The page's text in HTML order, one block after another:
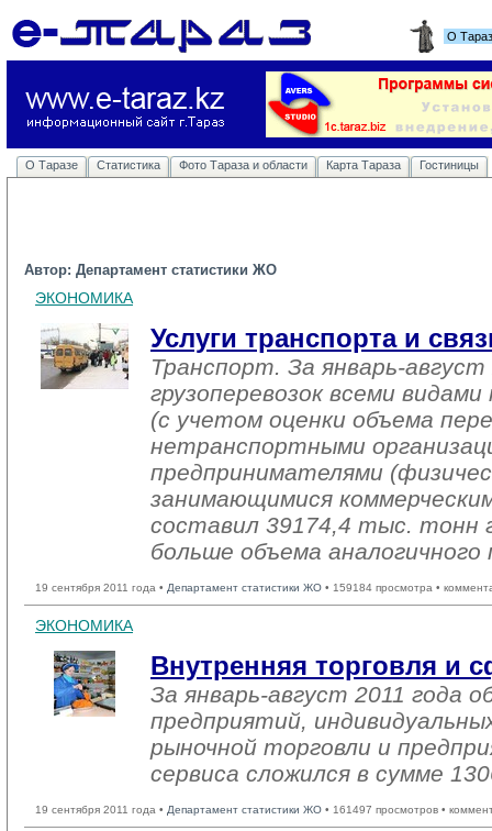
О
О Таразе Статистика Фото Тараза и области Карта Тараза Гостиницы
Автор: Департамент статистики ЖО
ЭКОНОМИКА
Услуги транспорта и
Транспорт. За январь-
грузоперевозок всеми
(с учетом оценки объема
нетранспортными
предпринимателями
занимающимися
составил 39174,4 тыс. тонн
больше объема аналогичного
19 сентября 2011 года • Департамент статистики ЖО • 159184 просмотра •
ЭКОНОМИКА
Внутренняя торговля и
За январь-август 2011 года
предприятий,
рыночной торговли и
сервиса сложился в сумме
19 сентября 2011 года • Департамент статистики ЖО • 161497 просмотров •